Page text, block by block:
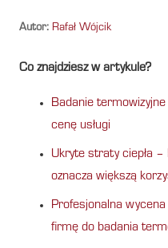
Autor: Rafał Wójcik
Co znajdziesz w artykule?
Badanie
cenę usługi
Ukryte straty ciepła –
oznacza większą
Profesjonalna
firmę do badania